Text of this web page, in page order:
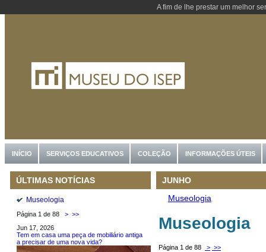
A fim de lhe prestar um melhor
INÍCIO SERVIÇOS EDUCATIVOS COLEÇÃO INFORMAÇÕES ÚTEIS
ÚLTIMAS NOTÍCIAS
Museologia
Página 1 de 88 > >>
Jun 17, 2026
Tem em casa uma peça de mobiliário antiga
a precisar de uma nova vida?
JUNHO
Museologia
Museologia
Página 1 de 88 > >>